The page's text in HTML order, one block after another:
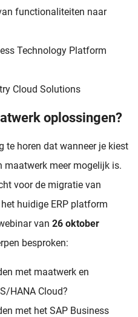
functionaliteiten naar
Technology Platform
Cloud Solutions
oplossingen?
te horen dat wanneer je kiest
maatwerk meer mogelijk is.
voor de migratie van
huidige ERP platform
van 26 oktober
besproken:
met maatwerk en
HANA Cloud?
met het SAP Business